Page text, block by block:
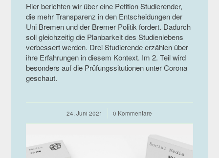
Hier berichten wir über eine Petition Studierender,
die mehr Transparenz in den Entscheidungen der
Uni Bremen und der Bremer Politik fordert. Dadurch
soll gleichzeitig die Planbarkeit des Studienlebens
verbessert werden. Drei Studierende erzählen über
ihre Erfahrungen in diesem Kontext. Im 2. Teil wird
besonders auf die Prüfungssitutionen unter Corona
geschaut.
24. Juni 2021
/ 0 Kommentare